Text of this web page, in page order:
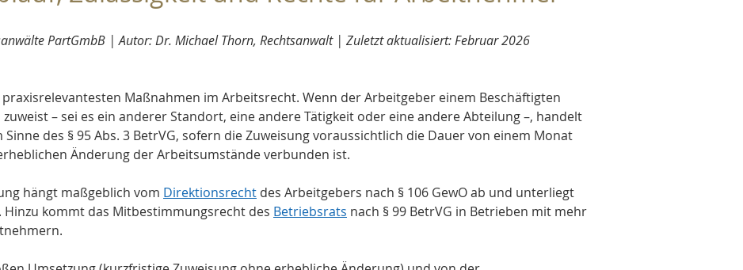
PartGmbB | Autor: Dr. Michael Thorn, Rechtsanwalt | Zuletzt aktualisiert: Februar 2026
Maßnahmen im Arbeitsrecht. Wenn der Arbeitgeber einem Beschäftigten
– sei es ein anderer Standort, eine andere Tätigkeit oder eine andere Abteilung –, handelt
des § 95 Abs. 3 BetrVG, sofern die Zuweisung voraussichtlich die Dauer von einem Monat
Änderung der Arbeitsumstände verbunden ist.
hängt maßgeblich vom Direktionsrecht des Arbeitgebers nach § 106 GewO ab und unterliegt
kommt das Mitbestimmungsrecht des Betriebsrats nach § 99 BetrVG in Betrieben mit mehr